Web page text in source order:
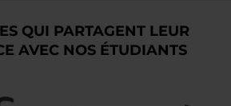
QUI PARTAGENT LEUR
AVEC NOS ÉTUDIANTS